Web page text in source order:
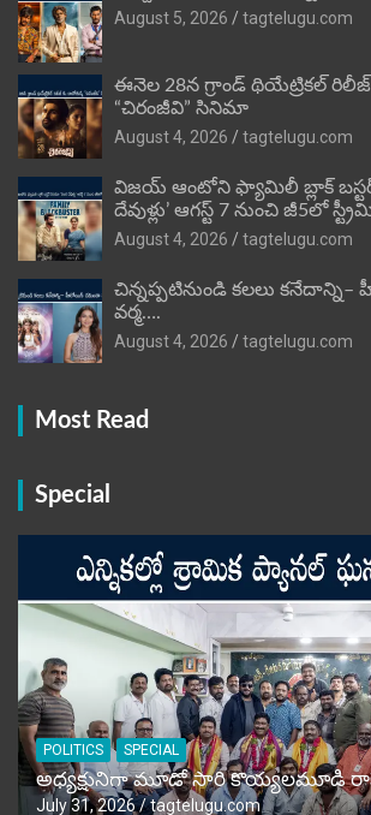
August 5, 2026
tagtelugu.com
ఈనెల 28న గ్రాండ్ థియేట్రికల్ రిలీజ్
“చిరంజీవి” సినిమా
August 4, 2026
tagtelugu.com
విజ‌య్ ఆంటోని ఫ్యామిలీ బ్లాక్
దేవుళ్లు’ ఆగస్ట్ 7 నుంచి జీ5లో
August 4, 2026
tagtelugu.com
చిన్నప్పటినుండి కలలు
వర్మ….
August 4, 2026
tagtelugu.com
Most Read
Special
POLITICS SPECIAL
అధ్యక్షునిగా మూడో సారి కొయ్యలమూడి
July 31, 2026 tagtelugu.com